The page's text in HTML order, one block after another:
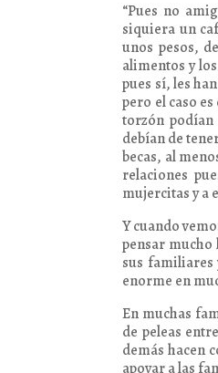
“Pues no
siquiera un
unos pesos,
alimentos y
pues sí, les
pero el caso
torzón podían
debían de
becas, al
relaciones
mujercitas y a
Y cuando
pensar mucho
sus familiares
enorme en
En muchas
de peleas
demás hacen
apoyar a las